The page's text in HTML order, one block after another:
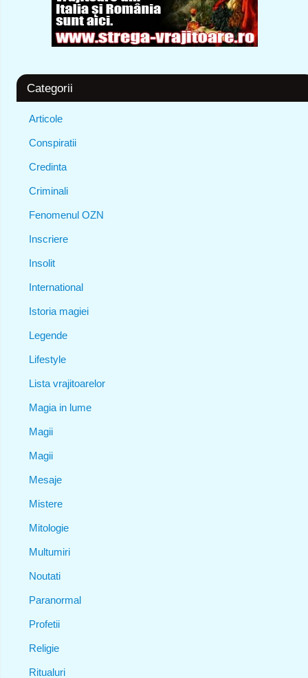
Categorii
Articole
Conspiratii
Credinta
Criminali
Fenomenul OZN
Inscriere
Insolit
International
Istoria magiei
Legende
Lifestyle
Lista vrajitoarelor
Magia in lume
Magii
Magii
Mesaje
Mistere
Mitologie
Multumiri
Noutati
Paranormal
Profetii
Religie
Ritualuri